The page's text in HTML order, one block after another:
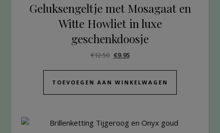
Geluksengeltje met Mosagaat en
Witte Howliet in luxe
geschenkdoosje
€12.50 €9.95
TOEVOEGEN AAN WINKELWAGEN